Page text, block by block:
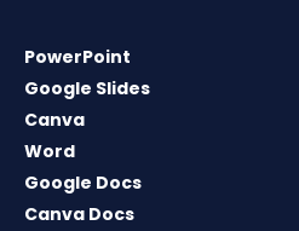
PowerPoint
Google Slides
Canva
Word
Google Docs
Canva Docs